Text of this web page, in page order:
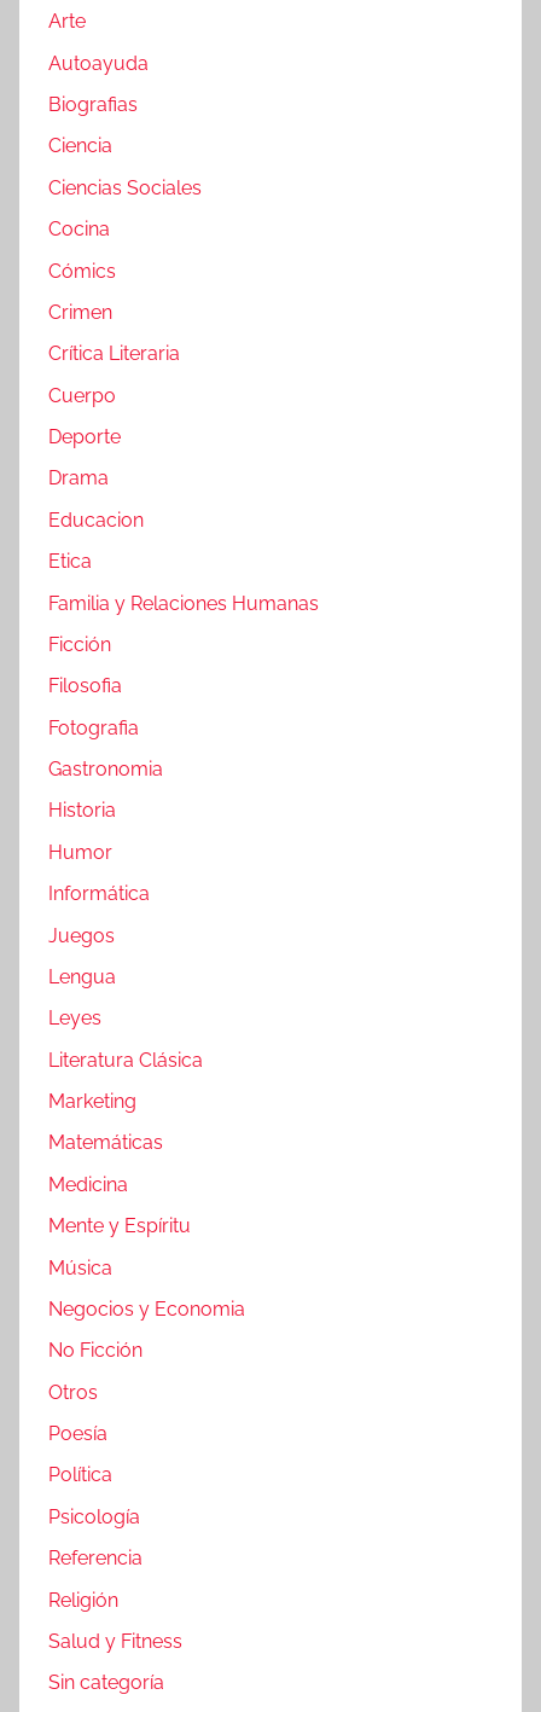
Arte
Autoayuda
Biografias
Ciencia
Ciencias Sociales
Cocina
Cómics
Crimen
Crítica Literaria
Cuerpo
Deporte
Drama
Educacion
Etica
Familia y Relaciones Humanas
Ficción
Filosofia
Fotografia
Gastronomia
Historia
Humor
Informática
Juegos
Lengua
Leyes
Literatura Clásica
Marketing
Matemáticas
Medicina
Mente y Espíritu
Música
Negocios y Economia
No Ficción
Otros
Poesía
Política
Psicología
Referencia
Religión
Salud y Fitness
Sin categoría